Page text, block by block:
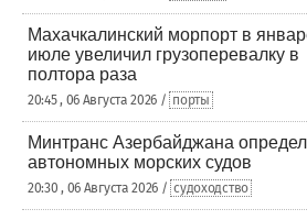
Махачкалинский морпорт в
июле увеличил грузоперевалку в
полтора раза
20:45 , 06 Августа 2026 / порты
Минтранс Азербайджана
автономных морских судов
20:30 , 06 Августа 2026 / судоходство